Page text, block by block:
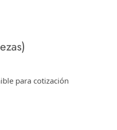
para cotización